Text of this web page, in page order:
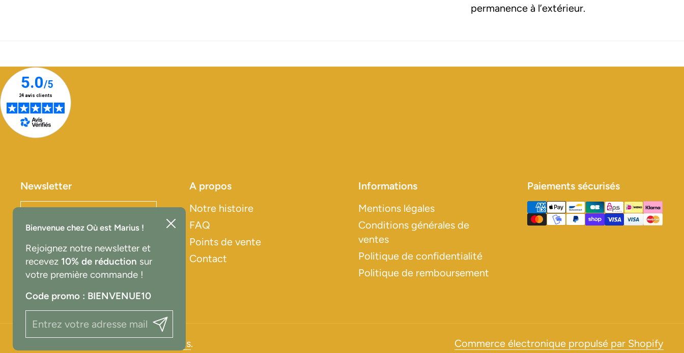
permanence à l’extérieur.
Newsletter
A propos
Notre histoire
FAQ
Points de vente
Contact
Informations
Mentions légales
Conditions générales de
ventes
Politique de confidentialité
Politique de remboursement
Paiements sécurisés
Où est Marius. Commerce électronique propulsé par Shopify
Bienvenue chez Où est Marius !
Rejoignez notre newsletter et
recevez 10% de réduction sur
votre première commande !
Code promo : BIENVENUE10
Envoyer
Fermer